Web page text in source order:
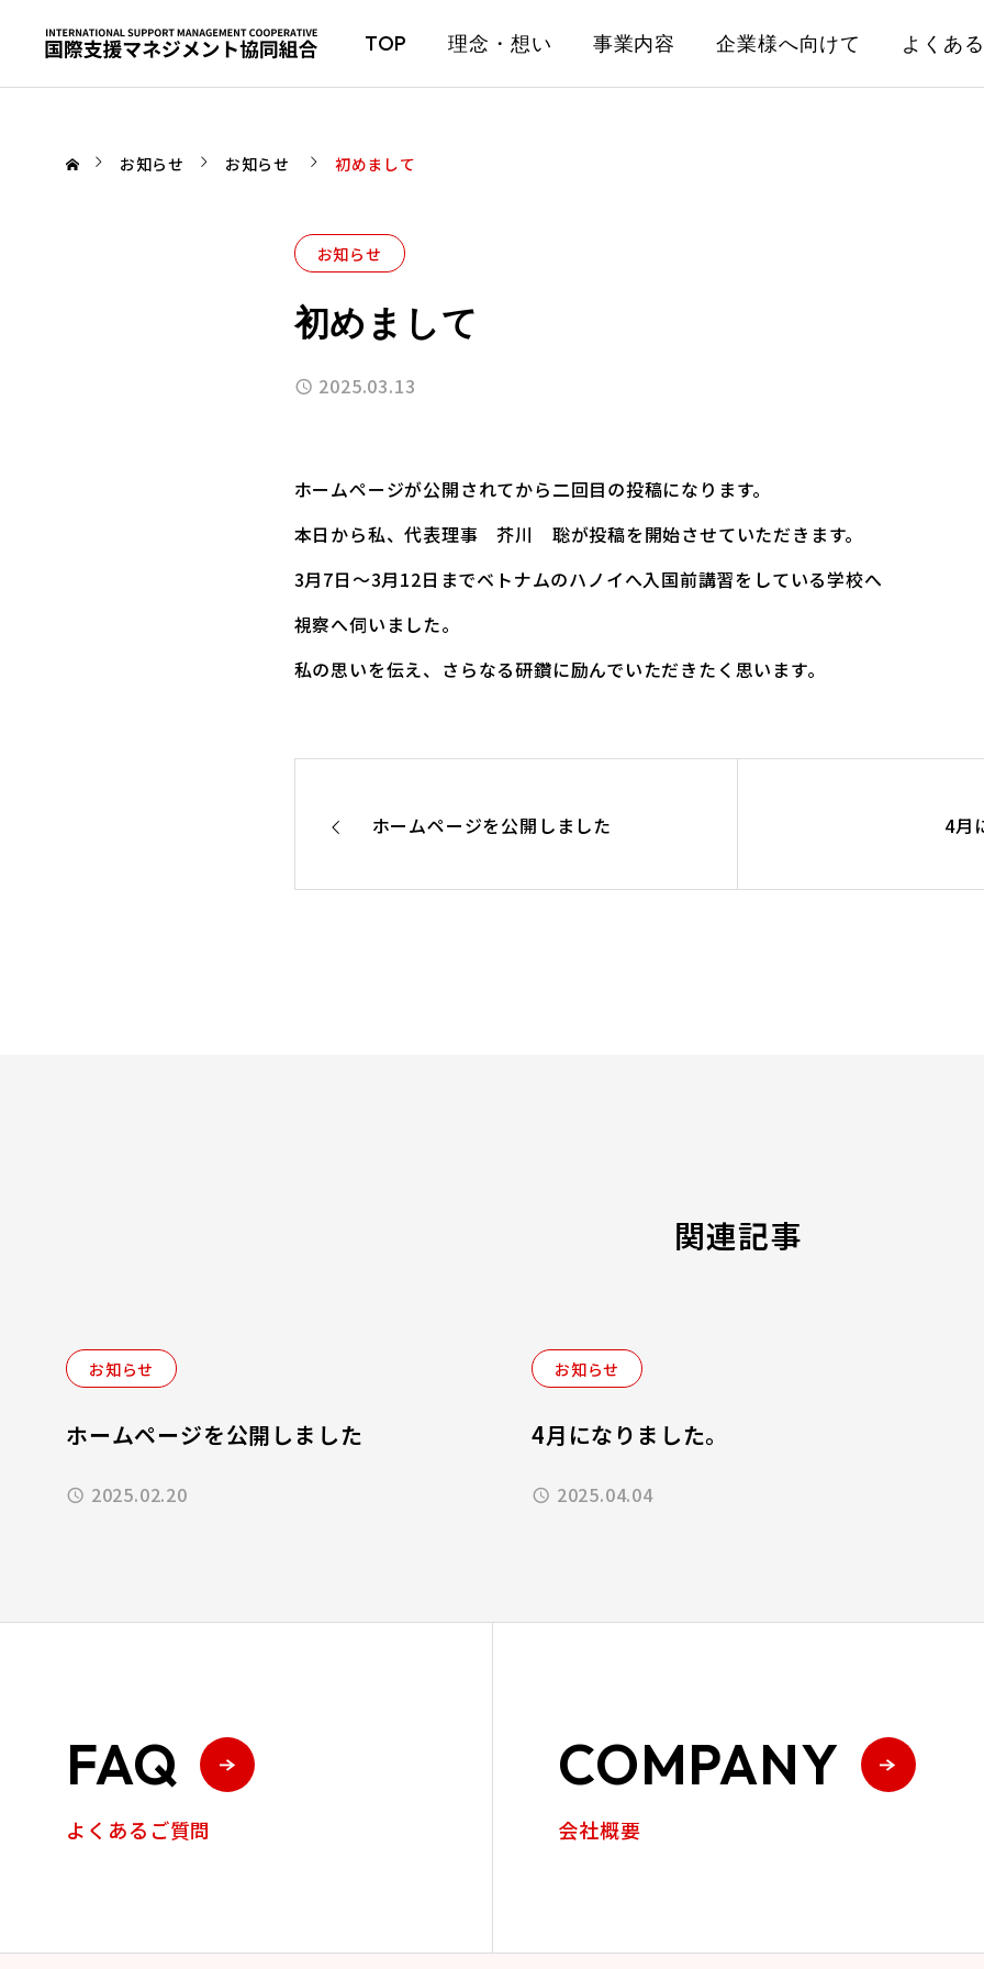
TOP 理念・想い 事業内容 企業様へ向けて よくあ
お知らせ お知らせ 初めまして
お知らせ
初めまして
2025.03.13
ホームページが公開されてから二回目の投稿になります。
本日から私、代表理事 芥川 聡が投稿を開始させていただきます。
3月7日～3月12日までベトナムのハノイへ入国前講習をしている学校へ
視察へ伺いました。
私の思いを伝え、さらなる研鑽に励んでいただきたく思います。
ホームページを公開しました 4月
関連記事
お知らせ
ホームページを公開しました
2025.02.20
お知らせ
4月になりました。
2025.04.04
FAQ
よくあるご質問
COMPANY
会社概要